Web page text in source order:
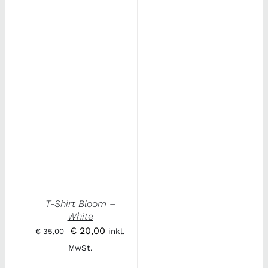
T-Shirt Bloom –
White
€35,00
Ursprünglicher
Preis
€ 20,00 Aktueller
inkl.
MwSt.